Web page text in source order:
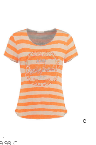
Largo | Damen T-Shirt
LAGUNA NEW mit Viskose
€
€